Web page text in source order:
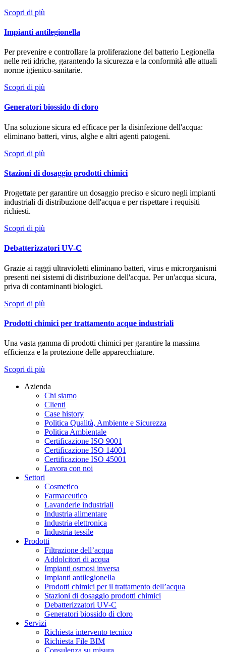
Scopri di più
Impianti antilegionella
Per prevenire e controllare la proliferazione del batterio Legionella
nelle reti idriche, garantendo la sicurezza e la conformità alle attuali
norme igienico-sanitarie.
Scopri di più
Generatori biossido di cloro
Una soluzione sicura ed efficace per la disinfezione dell'acqua:
eliminano batteri, virus, alghe e altri agenti patogeni.
Scopri di più
Stazioni di dosaggio prodotti chimici
Progettate per garantire un dosaggio preciso e sicuro negli impianti
industriali di distribuzione dell'acqua e per rispettare i requisiti
richiesti.
Scopri di più
Debatterizzatori UV-C
Grazie ai raggi ultravioletti eliminano batteri, virus e microrganismi
presenti nei sistemi di distribuzione dell'acqua. Per un'acqua sicura,
priva di contaminanti biologici.
Scopri di più
Prodotti chimici per trattamento acque industriali
Una vasta gamma di prodotti chimici per garantire la massima
efficienza e la protezione delle apparecchiature.
Scopri di più
Azienda
Chi siamo
Clienti
Case history
Politica Qualità, Ambiente e Sicurezza
Politica Ambientale
Certificazione ISO 9001
Certificazione ISO 14001
Certificazione ISO 45001
Lavora con noi
Settori
Cosmetico
Farmaceutico
Lavanderie industriali
Industria alimentare
Industria elettronica
Industria tessile
Prodotti
Filtrazione dell’acqua
Addolcitori di acqua
Impianti osmosi inversa
Impianti antilegionella
Prodotti chimici per il trattamento dell’acqua
Stazioni di dosaggio prodotti chimici
Debatterizzatori UV-C
Generatori biossido di cloro
Servizi
Richiesta intervento tecnico
Richiesta File BIM